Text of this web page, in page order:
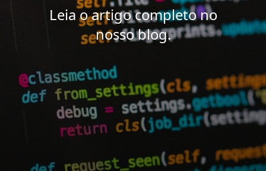
Leia o artigo completo no
nosso blog.